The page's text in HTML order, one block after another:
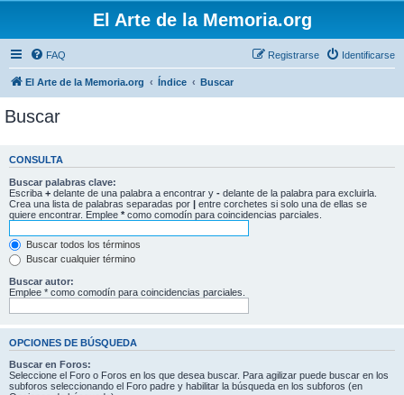
El Arte de la Memoria.org
FAQ Identificarse
Registrarse
El Arte de la Memoria.org Índice Buscar
Buscar
CONSULTA
Buscar palabras clave:
Escriba + delante de una palabra a encontrar y - delante de la palabra para excluirla.
Crea una lista de palabras separadas por | entre corchetes si solo una de ellas se
quiere encontrar. Emplee * como comodín para coincidencias parciales.
Buscar todos los términos
Buscar cualquier término
Buscar autor:
Emplee * como comodín para coincidencias parciales.
OPCIONES DE BÚSQUEDA
Buscar en Foros:
Seleccione el Foro o Foros en los que desea buscar. Para agilizar puede buscar en los
subforos seleccionando el Foro padre y habilitar la búsqueda en los subforos (en